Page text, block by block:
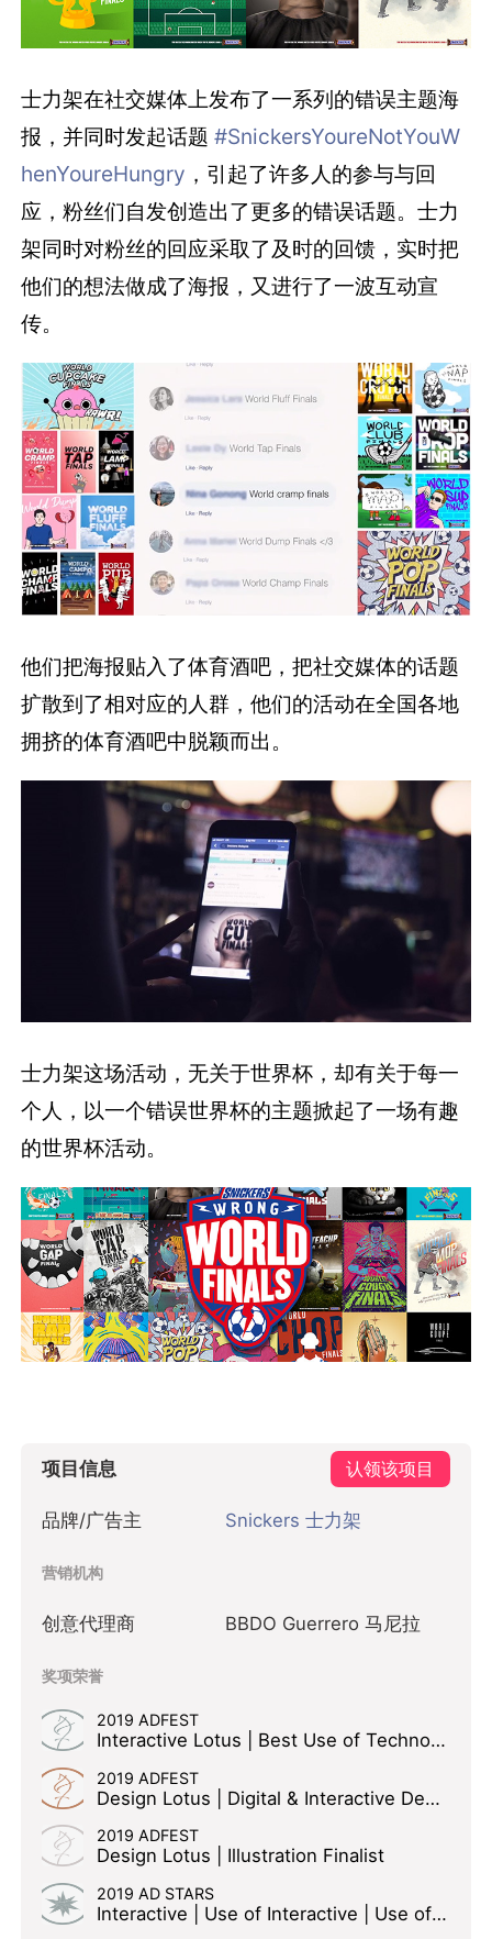
士力架在社交媒体上发布了一系列的错误主题海
报，并同时发起话题#SnickersYoureNotYouW
henYoureHungry ，引起了许多人的参与与回
应，粉丝们自发创造出了更多的错误话题。士力
架同时对粉丝的回应采取了及时的回馈，实时把
他们的想法做成了海报，又进行了一波互动宣
传。
他们把海报贴入了体育酒吧，把社交媒体的话题
扩散到了相对应的人群，他们的活动在全国各地
拥挤的体育酒吧中脱颖而出。
士力架这场活动，无关于世界杯，却有关于每一
个人，以一个错误世界杯的主题掀起了一场有趣
的世界杯活动。
项目信息 认领该项目
品牌/广告主 Snickers 士力架
营销机构
创意代理商 BBDO Guerrero 马尼拉
奖项荣誉
2019 ADFEST
Interactive Lotus | Best Use of Technology | Use of Social Silver Lotus
2019 ADFEST
Design Lotus | Digital & Interactive Design Bronze Lotus
2019 ADFEST
Design Lotus | Illustration Finalist
2019 AD STARS
Interactive | Use of Interactive | Use of Online ad Silver